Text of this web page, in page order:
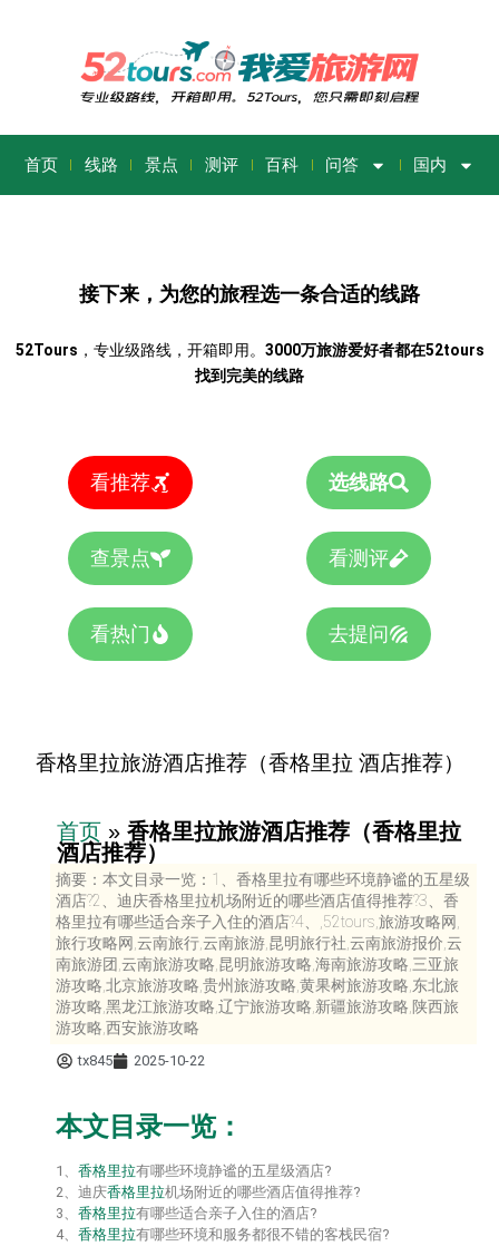
首页 线路 景点 测评 百科 问答 国内
接下来，为您的旅程选一条合适的线路
52Tours ，专业级路线，开箱即用。 3000万旅游爱好者都在52tours
找到完美的线路
看推荐 选线路
查景点 看测评
看热门 去提问
香格里拉旅游酒店推荐（香格里拉 酒店推荐）
首页 » 香格里拉旅游酒店推荐（香格里拉
酒店推荐）
摘要：本文目录一览：1、香格里拉有哪些环境静谧的五星级
酒店?2、迪庆香格里拉机场附近的哪些酒店值得推荐?3、香
格里拉有哪些适合亲子入住的酒店?4、,52tours,旅游攻略网,
旅行攻略网,云南旅行,云南旅游,昆明旅行社,云南旅游报价,云
南旅游团,云南旅游攻略,昆明旅游攻略,海南旅游攻略,三亚旅
游攻略,北京旅游攻略,贵州旅游攻略,黄果树旅游攻略,东北旅
游攻略,黑龙江旅游攻略,辽宁旅游攻略,新疆旅游攻略,陕西旅
游攻略,西安旅游攻略
tx845 2025-10-22
本文目录一览：
1、 香格里拉有哪些环境静谧的五星级酒店?
2、迪庆香格里拉机场附近的哪些酒店值得推荐?
3、 香格里拉有哪些适合亲子入住的酒店?
4、 香格里拉有哪些环境和服务都很不错的客栈民宿?